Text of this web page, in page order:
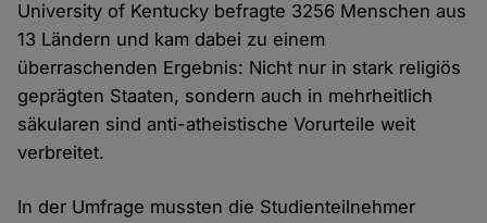
University of Kentucky befragte 3256 Menschen aus
13 Ländern und kam dabei zu einem
überraschenden Ergebnis: Nicht nur in stark religiös
geprägten Staaten, sondern auch in mehrheitlich
säkularen sind anti-atheistische Vorurteile weit
verbreitet.
In der Umfrage mussten die Studienteilnehmer